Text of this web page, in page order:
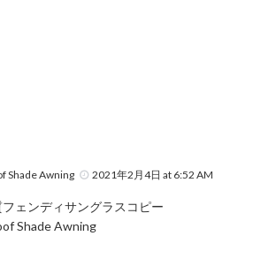
Shade Awning 2021年2月4日 at 6:52 AM
ェンディサングラスコピー
Shade Awning